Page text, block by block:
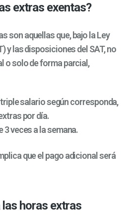
extras exentas?
son aquellas que, bajo la Ley
y las disposiciones del SAT, no
o solo de forma parcial,
salario según corresponda,
por día.
3 veces a la semana.
que el pago adicional será
horas extras